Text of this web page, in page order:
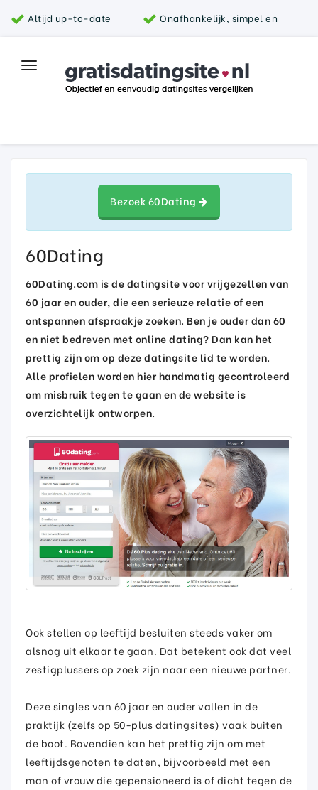
Altijd up-to-date Onafhankelijk, simpel en
Top datingsite
Parship
Toggle
navigation
Bezoek 60Dating
60Dating
60Dating.com is de datingsite voor vrijgezellen van
60 jaar en ouder, die een serieuze relatie of een
ontspannen afspraakje zoeken. Ben je ouder dan 60
en niet bedreven met online dating? Dan kan het
prettig zijn om op deze datingsite lid te worden.
Alle profielen worden hier handmatig gecontroleerd
om misbruik tegen te gaan en de website is
overzichtelijk ontworpen.
Ook stellen op leeftijd besluiten steeds vaker om
alsnog uit elkaar te gaan. Dat betekent ook dat veel
zestigplussers op zoek zijn naar een nieuwe partner.
Deze singles van 60 jaar en ouder vallen in de
praktijk (zelfs op 50-plus datingsites) vaak buiten
de boot. Bovendien kan het prettig zijn om met
leeftijdsgenoten te daten, bijvoorbeeld met een
man of vrouw die gepensioneerd is of dicht tegen de